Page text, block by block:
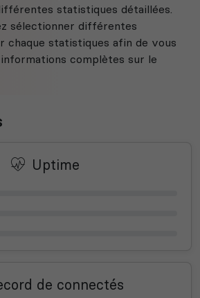
statistiques détaillées.
sélectionner différentes
chaque statistiques afin de vous
complètes sur le
Uptime
de connectés